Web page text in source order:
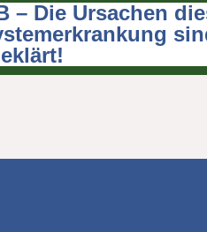
– Die Ursachen